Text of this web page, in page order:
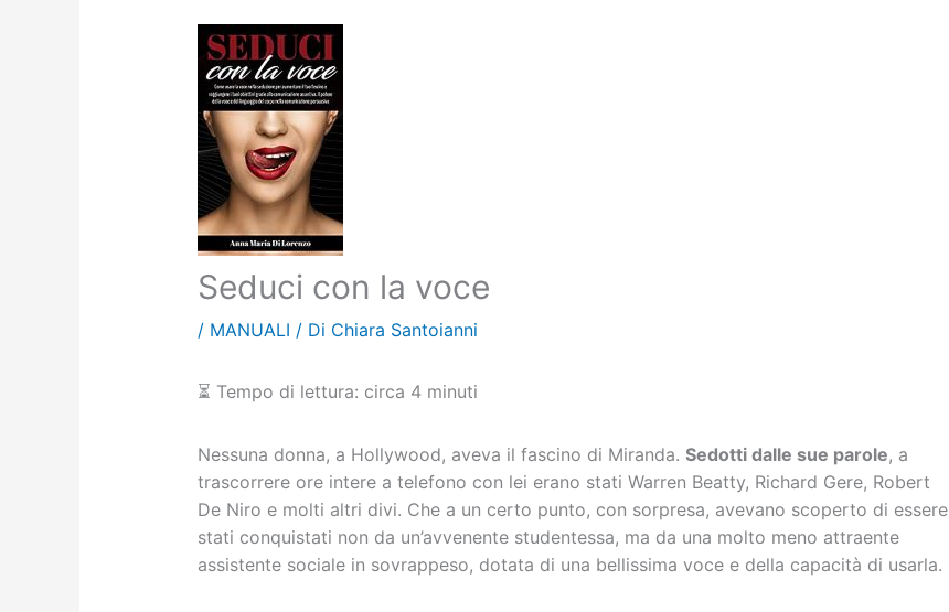
Seduci con la voce
/ MANUALI / Di Chiara Santoianni
⏳ Tempo di lettura: circa 4 minuti
Nessuna donna, a Hollywood, aveva il fascino di Miranda. Sedotti dalle sue parole, a
trascorrere ore intere a telefono con lei erano stati Warren Beatty, Richard Gere, Robert
De Niro e molti altri divi. Che a un certo punto, con sorpresa, avevano scoperto di essere
stati conquistati non da un’avvenente studentessa, ma da una molto meno attraente
assistente sociale in sovrappeso, dotata di una bellissima voce e della capacità di usarla.